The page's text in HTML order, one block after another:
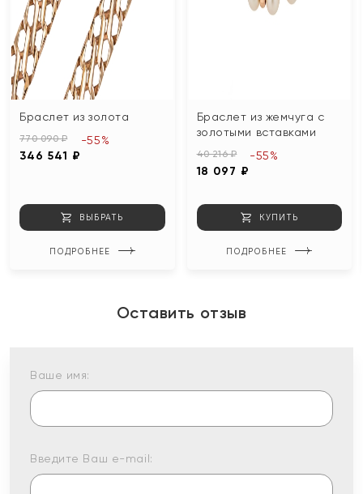
Браслет из золота
770 090 ₽
346 541 ₽
-55%
ВЫБРАТЬ
ПОДРОБНЕЕ
Браслет из жемчуга с
золотыми вставками
40 216 ₽
18 097 ₽
-55%
КУПИТЬ
ПОДРОБНЕЕ
Оставить отзыв
Ваше имя:
Введите Ваш e-mail: